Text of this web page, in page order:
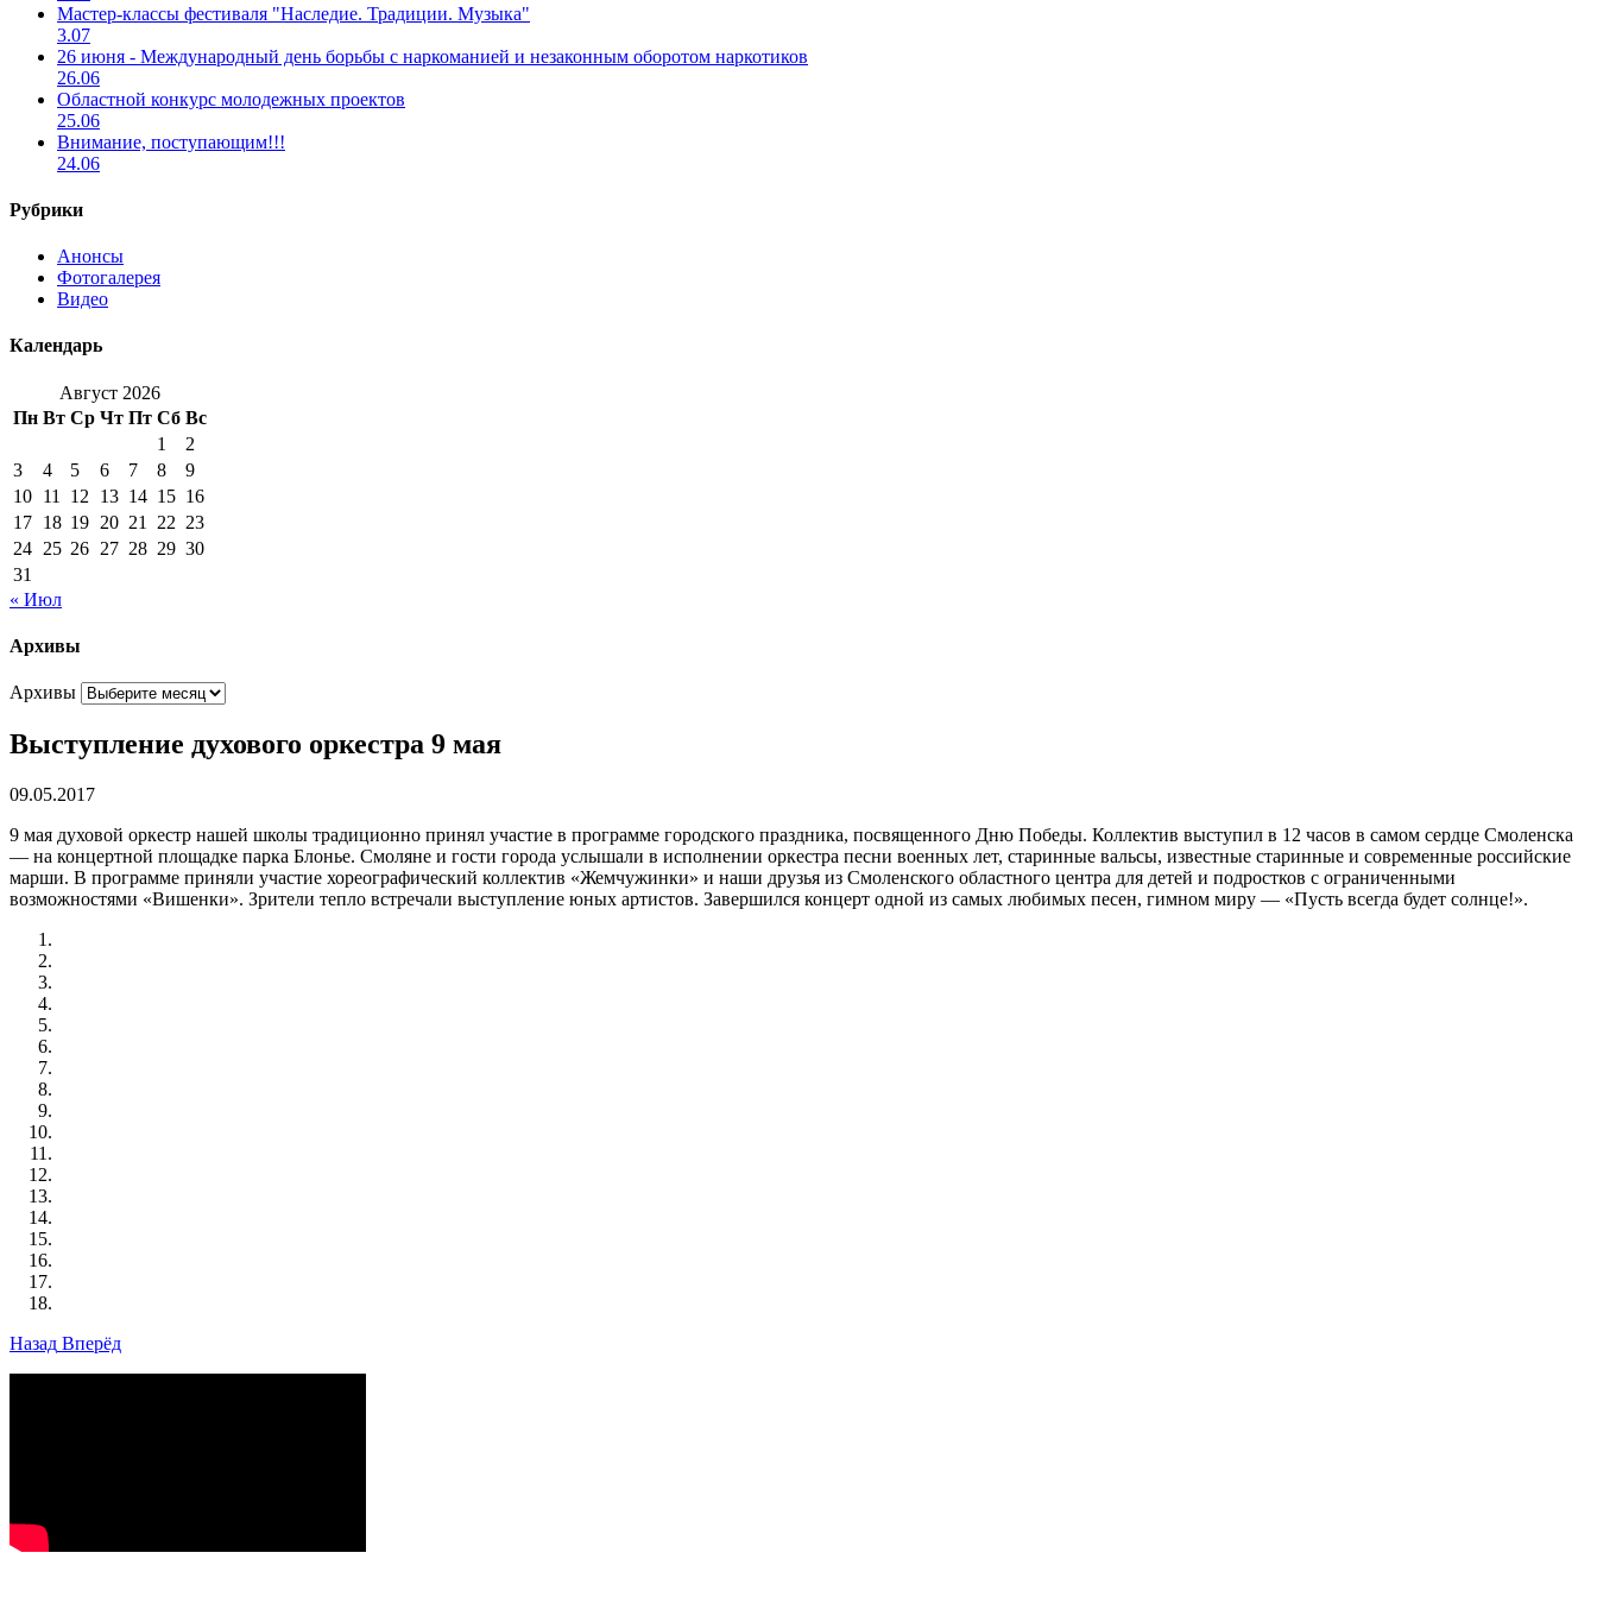
Мастер-классы фестиваля "Наследие. Традиции. Музыка"
3.07
26 июня - Международный день борьбы с наркоманией и незаконным оборотом наркотиков
26.06
Областной конкурс молодежных проектов
25.06
Внимание, поступающим!!!
24.06
Рубрики
Анонсы
Фотогалерея
Видео
Календарь
Август 2026
Пн Вт Ср Чт Пт Сб Вс
1
2
3
4 5 6 7 8
9
10 11 12 13 14 15 16
17 18 19 20 21 22 23
24 25 26 27 28 29 30
31
« Июл
Архивы
Архивы
Выступление духового оркестра 9 мая
09.05.2017
9 мая духовой оркестр нашей школы традиционно принял участие в программе городского праздника, посвященного Дню Победы. Коллектив выступил в 12 часов в самом сердце Смоленска
— на концертной площадке парка Блонье. Смоляне и гости города услышали в исполнении оркестра песни военных лет, старинные вальсы, известные старинные и современные российские
марши. В программе приняли участие хореографический коллектив «Жемчужинки» и наши друзья из Смоленского областного центра для детей и подростков с ограниченными
возможностями «Вишенки». Зрители тепло встречали выступление юных артистов. Завершился концерт одной из самых любимых песен, гимном миру — «Пусть всегда будет солнце!».
Назад Вперёд